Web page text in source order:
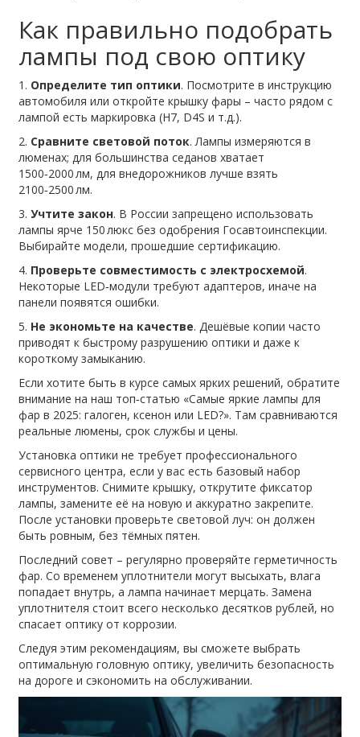
Как правильно подобрать
лампы под свою оптику
1. Определите тип оптики. Посмотрите в инструкцию
автомобиля или откройте крышку фары – часто рядом с
лампой есть маркировка (H7, D4S и т.д.).
2. Сравните световой поток. Лампы измеряются в
люменах; для большинства седанов хватает
1500‑2000 лм, для внедорожников лучше взять
2100‑2500 лм.
3.Учтите закон. В России запрещено использовать
лампы ярче 150 люкс без одобрения Госавтоинспекции.
Выбирайте модели, прошедшие сертификацию.
4. Проверьте совместимость с электросхемой.
Некоторые LED‑модули требуют адаптеров, иначе на
панели появятся ошибки.
5. Не экономьте на качестве. Дешёвые копии часто
приводят к быстрому разрушению оптики и даже к
короткому замыканию.
Если хотите быть в курсе самых ярких решений, обратите
внимание на наш топ‑статью «Самые яркие лампы для
фар в 2025: галоген, ксенон или LED?». Там сравниваются
реальные люмены, срок службы и цены.
Установка оптики не требует профессионального
сервисного центра, если у вас есть базовый набор
инструментов. Снимите крышку, открутите фиксатор
лампы, замените её на новую и аккуратно закрепите.
После установки проверьте световой луч: он должен
быть ровным, без тёмных пятен.
Последний совет – регулярно проверяйте герметичность
фар. Со временем уплотнители могут высыхать, влага
попадает внутрь, а лампа начинает мерцать. Замена
уплотнителя стоит всего несколько десятков рублей, но
спасает оптику от коррозии.
Следуя этим рекомендациям, вы сможете выбрать
оптимальную головную оптику, увеличить безопасность
на дороге и сэкономить на обслуживании.